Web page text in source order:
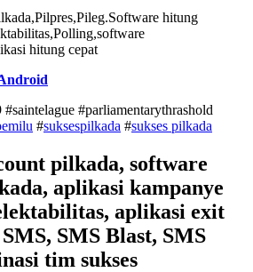
hitung
hitung cepat
#parliamentarythrashold
#suksespilkada #sukses pilkada
pilkada, software
aplikasi kampanye
aplikasi exit
SMS Blast, SMS
tim sukses